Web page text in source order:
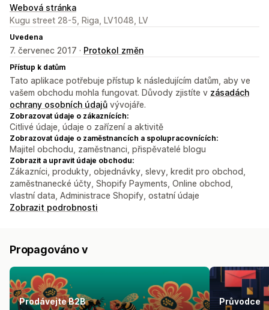
Webová stránka
Kugu street 28-5, Riga, LV1048, LV
Uvedena
7. červenec 2017 · Protokol změn
Přístup k datům
Tato aplikace potřebuje přístup k následujícím datům, aby ve
vašem obchodu mohla fungovat. Důvody zjistíte v zásadách
ochrany osobních údajů vývojáře.
Zobrazovat údaje o zákaznících:
Citlivé údaje, údaje o zařízení a aktivitě
Zobrazovat údaje o zaměstnancích a spolupracovnících:
Majitel obchodu, zaměstnanci, přispěvatelé blogu
Zobrazit a upravit údaje obchodu:
Zákazníci, produkty, objednávky, slevy, kredit pro obchod,
zaměstnanecké účty, Shopify Payments, Online obchod,
vlastní data, Administrace Shopify, ostatní údaje
Zobrazit podrobnosti
Propagováno v
Prodávejte B2B Průvodce